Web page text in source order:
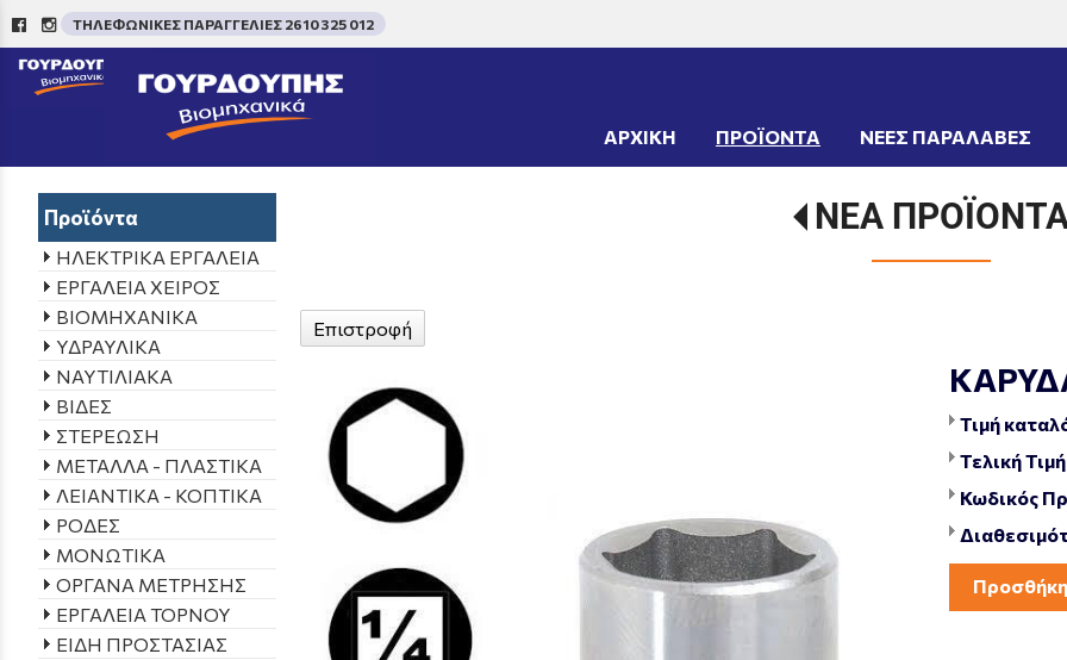
ΤΗΛΕΦΩΝΙΚΕΣ ΠΑΡΑΓΓΕΛΙΕΣ 2610 325 012
/
ΑΡΧΙΚΗ ΠΡΟΪΟΝΤΑ ΝΕΕΣ ΠΑΡΑΛΑΒΕΣ
Προϊόντα
ΗΛΕΚΤΡΙΚΑ ΕΡΓΑΛΕΙΑ
ΕΡΓΑΛΕΙΑ ΧΕΙΡΟΣ
ΒΙΟΜΗΧΑΝΙΚΑ
ΥΔΡΑΥΛΙΚΑ
ΝΑΥΤΙΛΙΑΚΑ
ΒΙΔΕΣ
ΣΤΕΡΕΩΣΗ
ΜΕΤΑΛΛΑ - ΠΛΑΣΤΙΚΑ
ΛΕΙΑΝΤΙΚΑ - ΚΟΠΤΙΚΑ
ΡΟΔΕΣ
ΜΟΝΩΤΙΚΑ
ΟΡΓΑΝΑ ΜΕΤΡΗΣΗΣ
ΕΡΓΑΛΕΙΑ ΤΟΡΝΟΥ
ΕΙΔΗ ΠΡΟΣΤΑΣΙΑΣ
ΝΕΑ
Επιστροφή
Τιμή
Τελική
Κωδικός